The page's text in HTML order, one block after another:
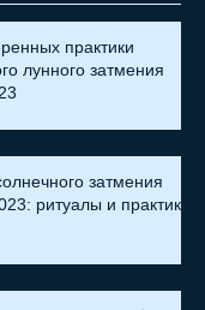
практики
лунного затмения
затмения
ритуалы и практики